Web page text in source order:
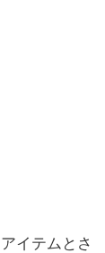
イテムとさ